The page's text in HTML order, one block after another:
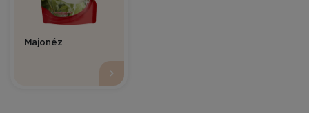
Majonéz